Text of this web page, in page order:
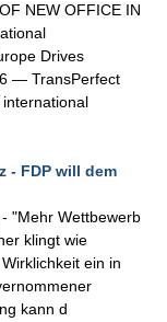
NEW OFFICE IN
Drives
— TransPerfect
international
- FDP will dem
"Mehr Wettbewerb
klingt wie
ein in
kann d